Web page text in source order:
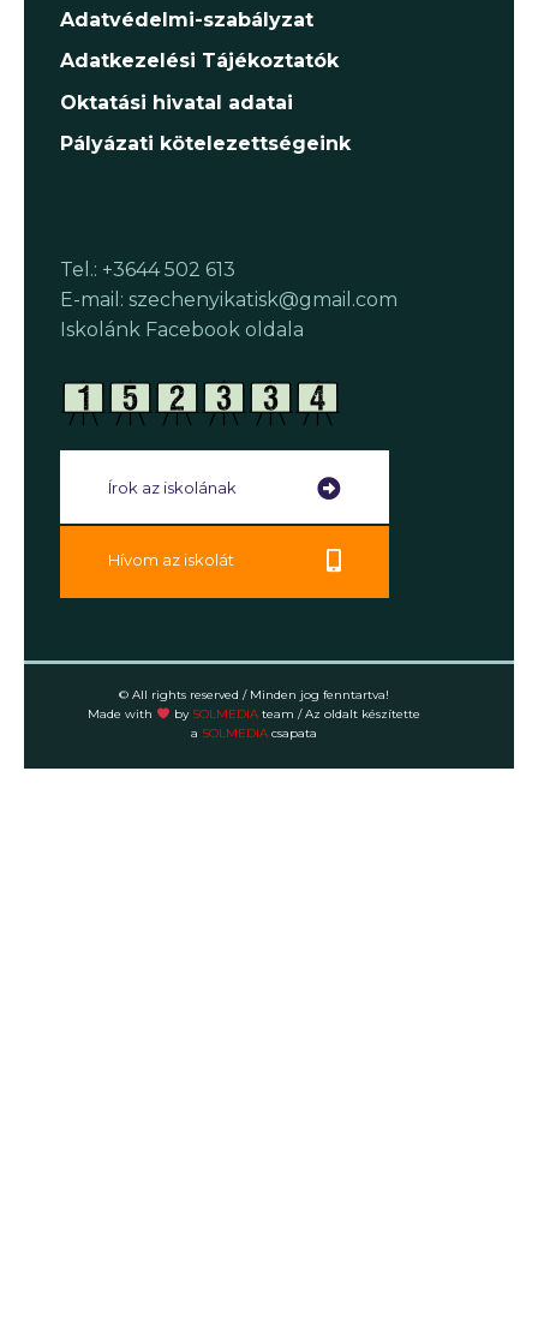
Adatvédelmi-szabályzat
Adatkezelési Tájékoztatók
Oktatási hivatal adatai
Pályázati kötelezettségeink
Tel.: +3644 502 613
E-mail: szechenyikatisk@gmail.com
Iskolánk Facebook oldala
Írok az iskolának
Hívom az iskolát
© All rights reserved / Minden jog fenntartva!
Made with
by SOLMEDIAteam / Az oldalt készítette
a SOLMEDIA csapata